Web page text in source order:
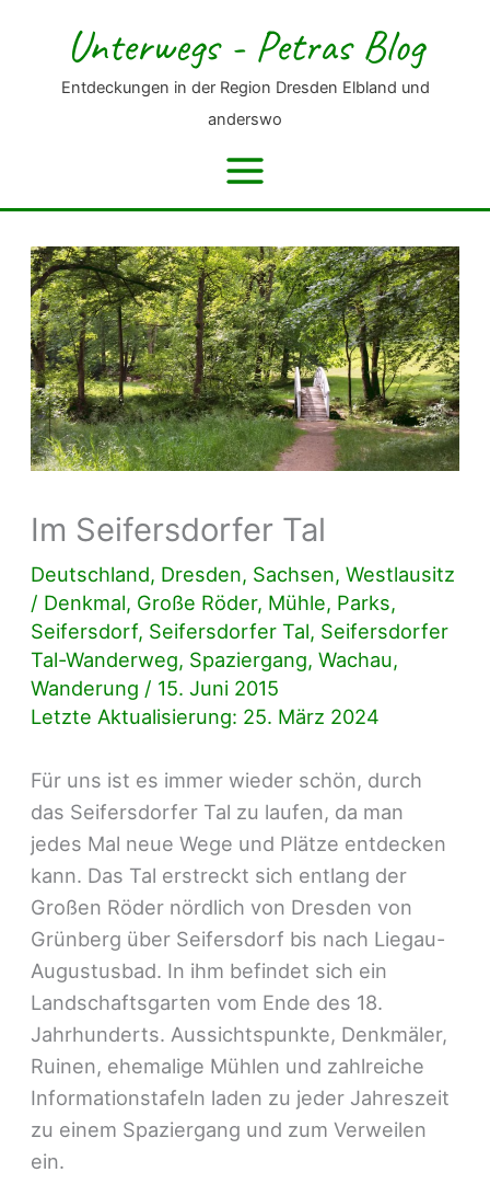
springen
Unterwegs - Petras Blog
Entdeckungen in der Region Dresden Elbland und
anderswo
Im Seifersdorfer Tal
Deutschland, Dresden, Sachsen,Westlausitz
/ Denkmal, Große Röder, Mühle, Parks,
Seifersdorf, Seifersdorfer Tal, Seifersdorfer
Tal-Wanderweg, Spaziergang,Wachau,
Wanderung / 15. Juni 2015
Letzte Aktualisierung: 25. März 2024
Für uns ist es immer wieder schön, durch
das Seifersdorfer Tal zu laufen, da man
jedes Mal neue Wege und Plätze entdecken
kann. Das Tal erstreckt sich entlang der
Großen Röder nördlich von Dresden von
Grünberg über Seifersdorf bis nach Liegau-
Augustusbad. In ihm befindet sich ein
Landschaftsgarten vom Ende des 18.
Jahrhunderts. Aussichtspunkte, Denkmäler,
Ruinen, ehemalige Mühlen und zahlreiche
Informationstafeln laden zu jeder Jahreszeit
zu einem Spaziergang und zum Verweilen
ein.